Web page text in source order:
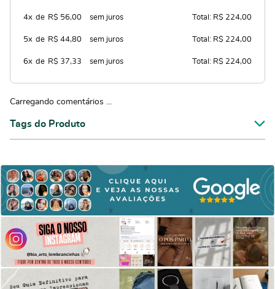
4x de R$ 56,00 sem juros Total: R$ 224,00
5x de R$ 44,80 sem juros Total: R$ 224,00
6x de R$ 37,33 sem juros Total: R$ 224,00
Carregando comentários ...
Tags do Produto